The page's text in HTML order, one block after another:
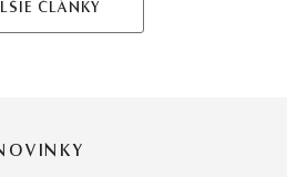
ČLÁNKY